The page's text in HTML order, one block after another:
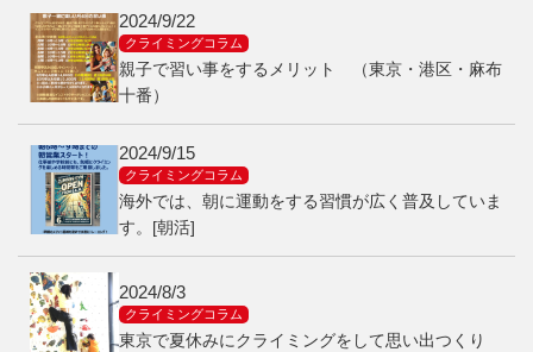
2024/9/22
クライミングコラム
親子で習い事をするメリット （東京・港区・麻布
十番）
2024/9/15
クライミングコラム
海外では、朝に運動をする習慣が広く普及していま
す。[朝活]
2024/8/3
クライミングコラム
東京で夏休みにクライミングをして思い出つくり